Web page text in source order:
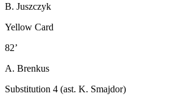
B. Juszczyk
Yellow Card
82’
A. Brenkus
Substitution 4 (ast. K. Smajdor)